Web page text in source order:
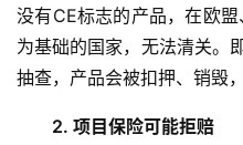
没有CE标志的产品，在欧
为基础的国家，无法清关。
抽查，产品会被扣押、销毁
2. 项目保险可能拒赔